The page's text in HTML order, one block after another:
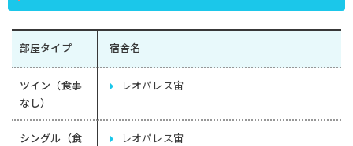
部屋タイプ 宿舎名
ツイン（食事
なし）
レオパレス宙
シングル（食
レオパレス宙